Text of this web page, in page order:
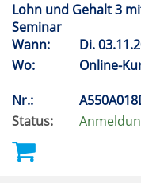
Lohn und Gehalt 3
Seminar
Wann:
Di.
Wo:
Online-
Nr.:
Status: